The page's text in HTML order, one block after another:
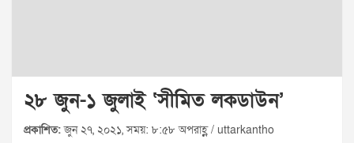
২৮ জুন-১ জুলাই ‘সীমিত লকডাউন’
প্রকাশিত:জুন ২৭, ২০২১, সময়: ৮:৫৮ অপরাহ্ণ / uttarkantho